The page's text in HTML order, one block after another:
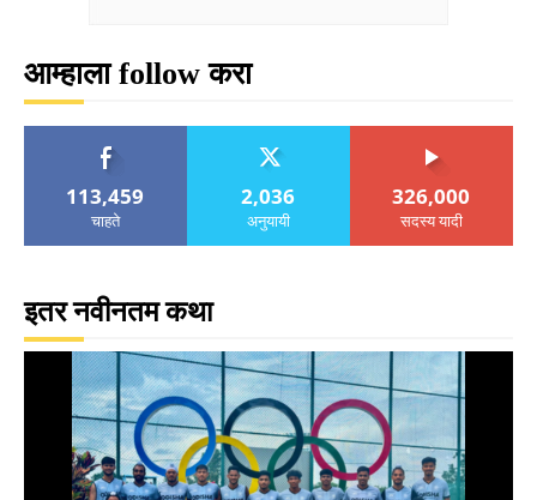
आम्हाला follow करा
113,459
चाहते
2,036
अनुयायी
326,000
सदस्य यादी
इतर नवीनतम कथा